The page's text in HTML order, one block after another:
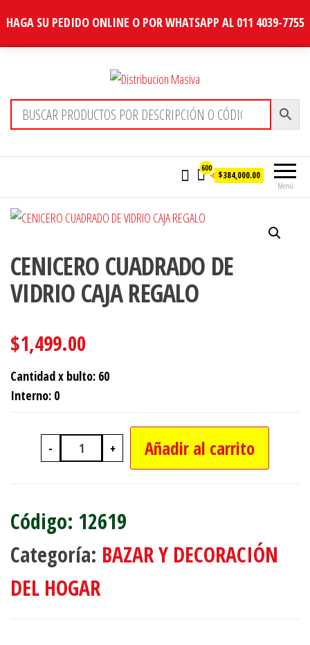
HAGA SU PEDIDO ONLINE O POR WHATSAPP AL 011 4039-7755
Distribucion Masiva
Menú
600
$384,000.00
CENICERO CUADRADO DE
VIDRIO CAJA REGALO
$1,499.00
Cantidad x bulto: 60
Interno: 0
-
CENICERO CUADRADO DE VIDRIO
+ Añadir al carrito
12619
Categoría: BAZAR Y DECORACIÓN
DEL HOGAR